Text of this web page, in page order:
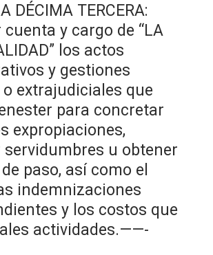
DÉCIMA TERCERA:
cuenta y cargo de “LA
los actos
y gestiones
extrajudiciales que
para concretar
expropiaciones,
u obtener
paso, así como el
indemnizaciones
y los costos que
actividades.——-